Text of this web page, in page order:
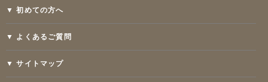
▼ 初めての方へ
▼ よくあるご質問
▼ サイトマップ